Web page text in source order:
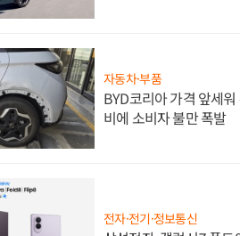
자동차·부품
BYD코리아 가격 앞세
비에 소비자 불만 폭발
전자·전기·정보통신